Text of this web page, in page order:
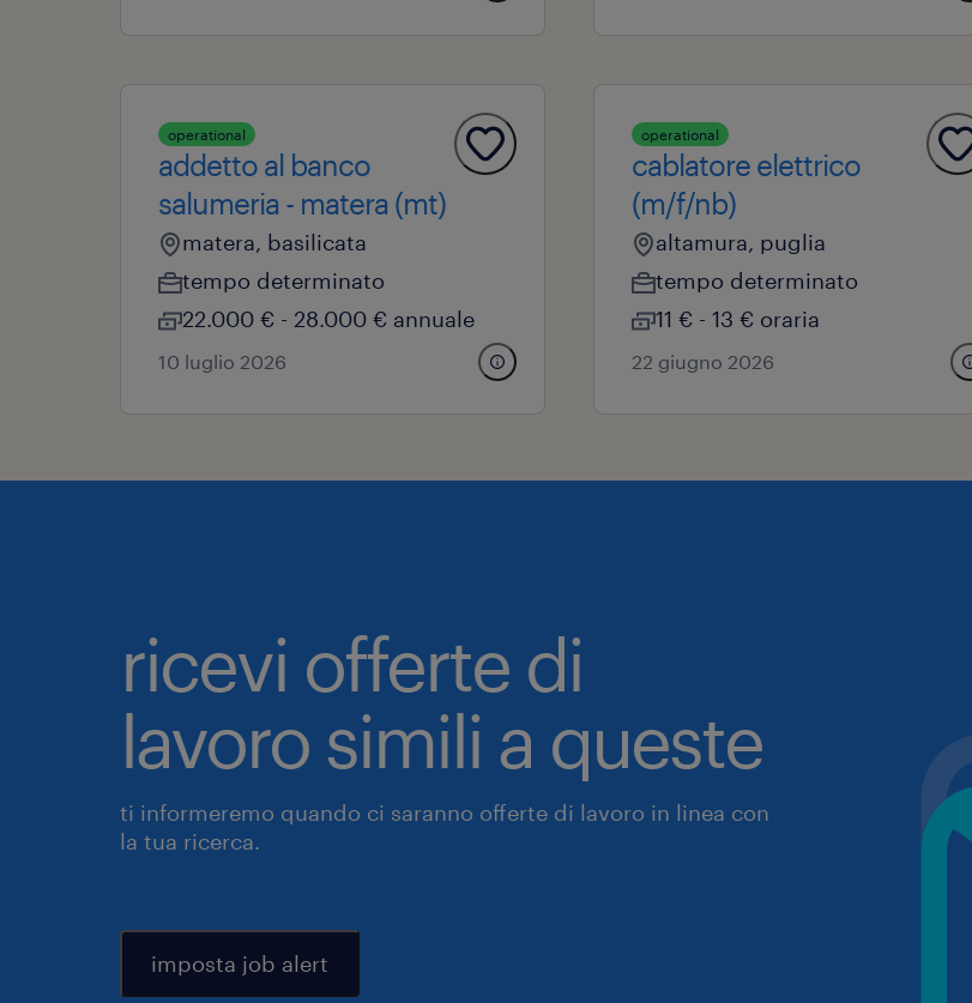
operational
addetto al banco
salumeria - matera (mt)
matera, basilicata
tempo determinato
22.000 € - 28.000 € annuale
10 luglio 2026
operational
cablatore elettrico
(m/f/nb)
altamura, puglia
tempo determinato
11 € - 13 € oraria
22 giugno 2026
ricevi offerte di
lavoro simili a queste
ti informeremo quando ci saranno offerte di lavoro in linea con
la tua ricerca.
imposta job alert